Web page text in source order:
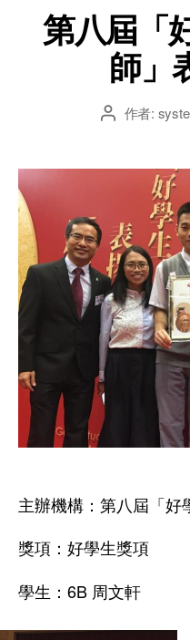
第八屆「
師」
作者:
主辦機構：第八屆「好
獎項：好學生獎項
學生：6B 周文軒